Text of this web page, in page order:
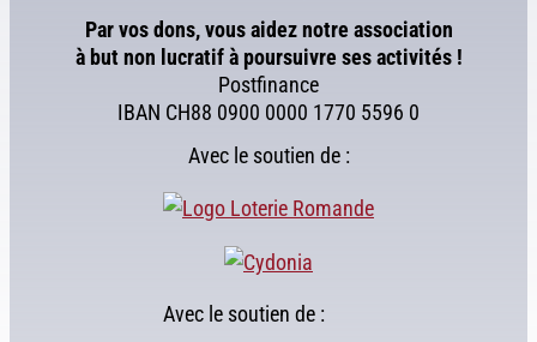
Par vos dons, vous aidez notre association
à but non lucratif à poursuivre ses activités !
Postfinance
IBAN CH88 0900 0000 1770 5596 0
Avec le soutien de :
Avec le soutien de :